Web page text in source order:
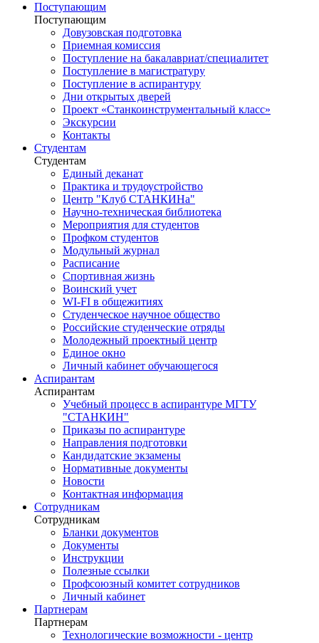
Поступающим
Поступающим
Довузовская подготовка
Приемная комиссия
Поступление на бакалавриат/специалитет
Поступление в магистратуру
Поступление в аспирантуру
Дни открытых дверей
Проект «Станкоинструментальный класс»
Экскурсии
Контакты
Студентам
Студентам
Единый деканат
Практика и трудоустройство
Центр "Клуб СТАНКИНа"
Научно-техническая библиотека
Мероприятия для студентов
Профком студентов
Модульный журнал
Расписание
Спортивная жизнь
Воинский учет
WI-FI в общежитиях
Студенческое научное общество
Российские студенческие отряды
Молодежный проектный центр
Единое окно
Личный кабинет обучающегося
Аспирантам
Аспирантам
Учебный процесс в аспирантуре МГТУ
"СТАНКИН"
Приказы по аспирантуре
Направления подготовки
Кандидатские экзамены
Нормативные документы
Новости
Контактная информация
Сотрудникам
Сотрудникам
Бланки документов
Документы
Инструкции
Полезные ссылки
Профсоюзный комитет сотрудников
Личный кабинет
Партнерам
Партнерам
Технологические возможности - центр